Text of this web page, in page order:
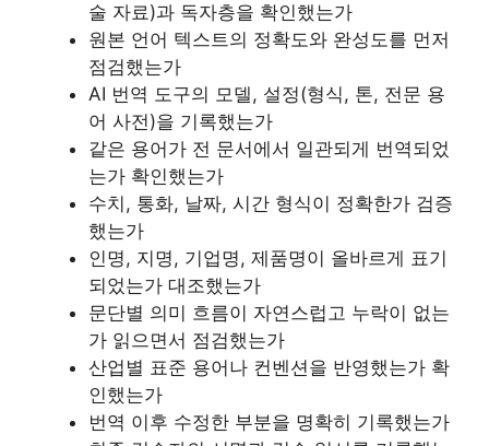
술 자료)과 독자층을 확인했는가
원본 언어 텍스트의 정확도와 완성도를 먼저
점검했는가
AI 번역 도구의 모델, 설정(형식, 톤, 전문 용
어 사전)을 기록했는가
같은 용어가 전 문서에서 일관되게 번역되었
는가 확인했는가
수치, 통화, 날짜, 시간 형식이 정확한가 검증
했는가
인명, 지명, 기업명, 제품명이 올바르게 표기
되었는가 대조했는가
문단별 의미 흐름이 자연스럽고 누락이 없는
가 읽으면서 점검했는가
산업별 표준 용어나 컨벤션을 반영했는가 확
인했는가
번역 이후 수정한 부분을 명확히 기록했는가